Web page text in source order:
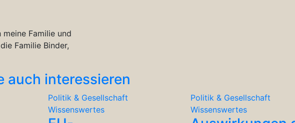
Familie und
Familie Binder,
auch interessieren
Politik & Gesellschaft
Wissenswertes
Politik & Gesellschaft
Wissenswertes